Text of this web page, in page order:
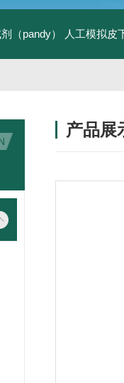
（pandy） 人工模拟皮
产品展